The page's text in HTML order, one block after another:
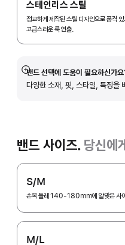
스테인리스 스틸
정교하게 제작된 스틸 디자인으로 품격
고급스러운 룩 연출.
밴드 선택에 도움이 필요하신가
다양한 소재, 핏, 스타일, 특징을
자세히
보기
밴드 사이즈. 당신에
S/M
손목 둘레 140-180mm에 알맞은 사
M/L